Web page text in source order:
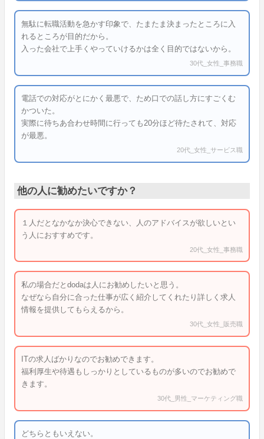
無駄に転職活動を急かす印象で、たまたま決まったところに入
れるところが目的だから。
入った会社で上手くやっていけるかは全く目的ではないから。
30代_女性_事務職
電話での対応がとにかく最悪で、ため口での話し方にすごくむ
かついた。
実際に待ちあ合わせ時間に行っても20分ほど待たされて、対応
が最悪。
20代_女性_サービス職
他の人に勧めたいですか？
１人だとなかなか決心できない、人のアドバイスが欲しいとい
う人におすすめです。
20代_女性_事務職
私の場合だとdodaは人にお勧めしたいと思う。
なぜなら自分に合った仕事が広く紹介してくれたり詳しく求人
情報を提供してもらえるから。
30代_女性_販売職
ITの求人ばかりなのでお勧めできます。
福利厚生や待遇もしっかりとしているものが多いのでお勧めで
きます。
30代_男性_マーケティング職
どちらともいえない。